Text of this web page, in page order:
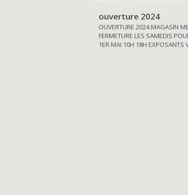
ouverture 2024
OUVERTURE 2024 MAGASIN
FERMETURE LES SAMEDIS
1ER MAI 10H 18H EXPOSANTS